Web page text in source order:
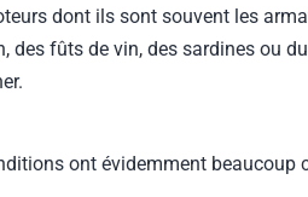
dont ils sont souvent les
des fûts de vin, des sardines ou
ont évidemment beaucoup